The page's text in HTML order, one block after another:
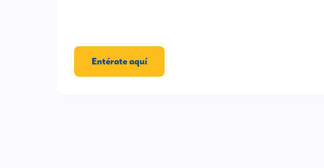
Entérate aquí